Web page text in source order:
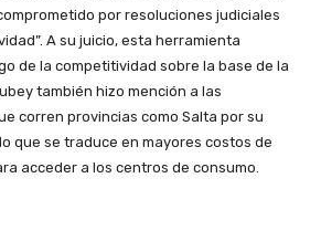
por resoluciones judiciales
A su juicio, esta herramienta
de la competitividad sobre la base de la
también hizo mención a las
corren provincias como Salta por su
que se traduce en mayores costos de
acceder a los centros de consumo.